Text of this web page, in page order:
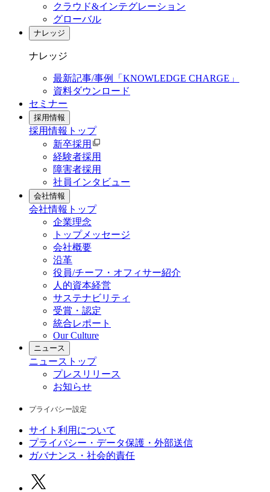
クラウド&インテグレーション
グローバル
ナレッジ
ナレッジ
最新記事/事例「KNOWLEDGE CHARGE」
資料ダウンロード
セミナー
採用情報
採用情報 トップ
新卒採用
経験者採用
障害者採用
社員インタビュー
会社情報
会社情報 トップ
企業理念
トップメッセージ
会社概要
沿革
役員/チーフ・オフィサー紹介
人的資本経営
サステナビリティ
受賞・認定
統合レポート
Our Culture
ニュース
ニュース トップ
プレスリリース
お知らせ
プライバシー設定
サイト利用について
プライバシー・データ保護・外部送信
ガバナンス・社会的責任